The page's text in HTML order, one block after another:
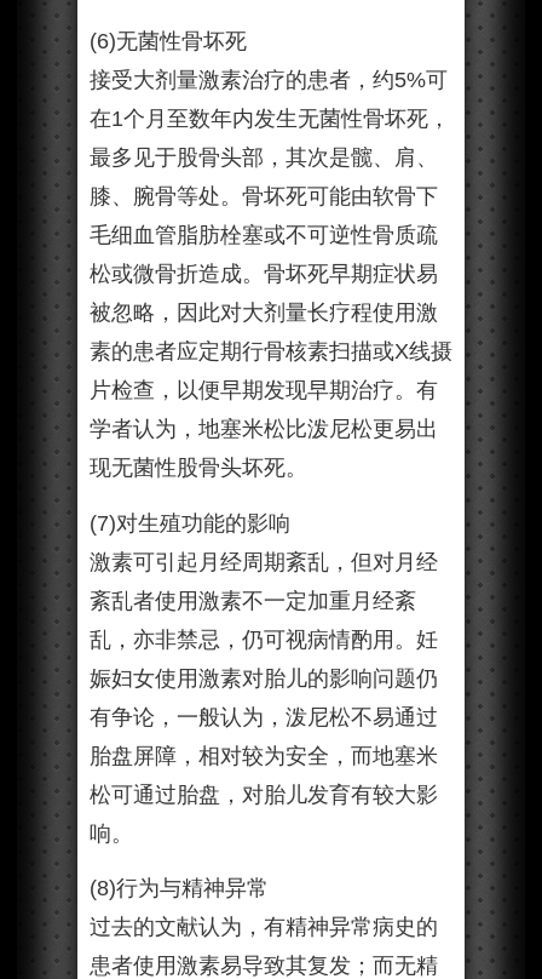
(6)无菌性骨坏死
接受大剂量激素治疗的患者，约5%可
在1个月至数年内发生无菌性骨坏死，
最多见于股骨头部，其次是髋、肩、
膝、腕骨等处。骨坏死可能由软骨下
毛细血管脂肪栓塞或不可逆性骨质疏
松或微骨折造成。骨坏死早期症状易
被忽略，因此对大剂量长疗程使用激
素的患者应定期行骨核素扫描或X线摄
片检查，以便早期发现早期治疗。有
学者认为，地塞米松比泼尼松更易出
现无菌性股骨头坏死。
(7)对生殖功能的影响
激素可引起月经周期紊乱，但对月经
紊乱者使用激素不一定加重月经紊
乱，亦非禁忌，仍可视病情酌用。妊
娠妇女使用激素对胎儿的影响问题仍
有争论，一般认为，泼尼松不易通过
胎盘屏障，相对较为安全，而地塞米
松可通过胎盘，对胎儿发育有较大影
响。
(8)行为与精神异常
过去的文献认为，有精神异常病史的
患者使用激素易导致其复发；而无精